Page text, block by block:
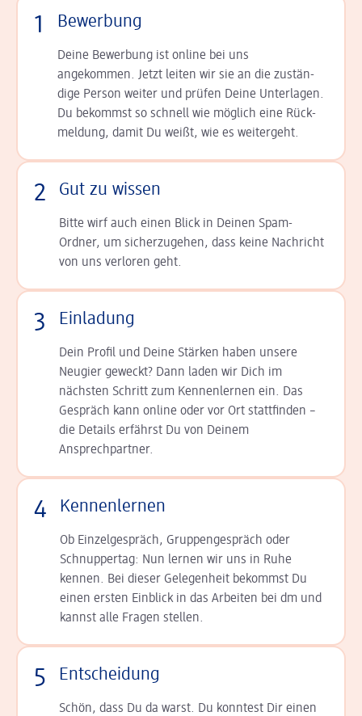
1 Bewerbung
Deine Bewerbung ist online bei uns
angekommen. Jetzt leiten wir sie an die zu­stän­
dige Person weiter und prüfen Deine Unterlagen.
Du bekommst so schnell wie möglich eine Rück­
meldung, damit Du weißt, wie es weitergeht.
2 Gut zu wissen
Bitte wirf auch einen Blick in Deinen Spam-
Ordner, um sicherzugehen, dass keine Nachricht
von uns verloren geht.
3 Einladung
Dein Profil und Deine Stär­ken haben unsere
Neugier geweckt? Dann laden wir Dich im
nächsten Schritt zum Kennen­lernen ein. Das
Gespräch kann online oder vor Ort statt­finden –
die Details er­fährst Du von Deinem
Ansprechpartner.
4 Kennenlernen
Ob Einzelgespräch, Grup­pen­gespräch oder
Schnup­per­tag: Nun lernen wir uns in Ruhe
kennen. Bei dieser Gelegenheit bekommst Du
einen ersten Einblick in das Arbeiten bei dm und
kannst alle Fragen stellen.
5 Entscheidung
Schön, dass Du da warst. Du konntest Dir einen